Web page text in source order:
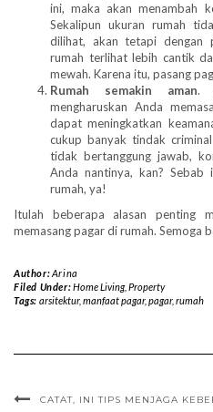
ini, maka akan menambah
Sekalipun ukuran rumah
dilihat, akan tetapi dengan
rumah terlihat lebih cantik
mewah. Karena itu, pasang
Rumah semakin aman.
mengharuskan Anda
dapat meningkatkan
cukup banyak tindak
tidak bertanggung jawab,
Anda nantinya, kan?
rumah, ya!
Itulah beberapa alasan penting
memasang pagar di rumah. Semoga
Author:Arina
Filed Under:Home Living, Property
Tags: arsitektur, manfaat pagar, pagar, rumah
CATAT, INI TIPS MENJAGA